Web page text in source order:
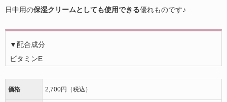
日中用の保湿クリームとしても使用できる優れものです♪
▼配合成分
ビタミンE
価格 2,700円（税込）